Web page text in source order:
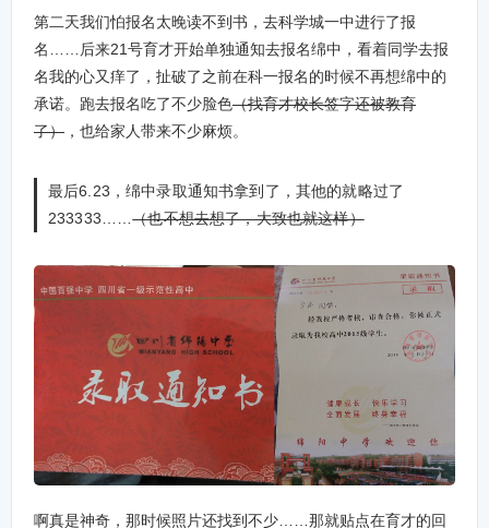
第二天我们怕报名太晚读不到书，去科学城一中进行了报
名……后来21号育才开始单独通知去报名绵中，看着同学去报
名我的心又痒了，扯破了之前在科一报名的时候不再想绵中的
承诺。跑去报名吃了不少脸色（找育才校长签字还被教育
了） ，也给家人带来不少麻烦。
最后6.23，绵中录取通知书拿到了，其他的就略过了
233333……（也不想去想了，大致也就这样）
啊真是神奇，那时候照片还找到不少……那就贴点在育才的回